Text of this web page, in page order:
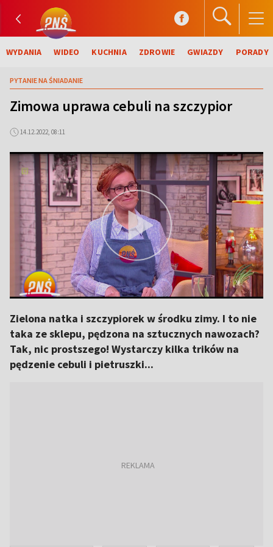
WYDANIA WIDEO KUCHNIA ZDROWIE GWIAZDY PORADY
PYTANIE NA ŚNIADANIE
Zimowa uprawa cebuli na szczypior
14.12.2022, 08:11
Zielona natka i szczypiorek w środku zimy. I to nie
taka ze sklepu, pędzona na sztucznych nawozach?
Tak, nic prostszego! Wystarczy kilka trików na
pędzenie cebuli i pietruszki...